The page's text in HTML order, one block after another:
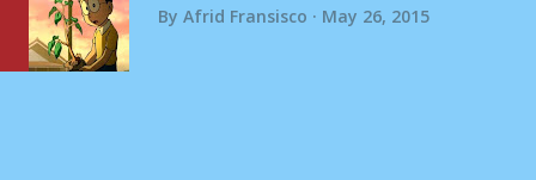
By Afrid Fransisco May 26, 2015